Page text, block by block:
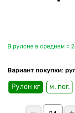
В рулоне в среднем =
Вариант покупки:
Рулон кг м. пог.